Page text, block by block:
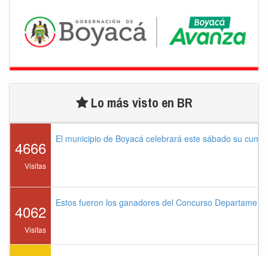
Lo más visto en BR
4666
Visitas
El municipio de Boyacá celebrará este sábado su
4062
Visitas
Estos fueron los ganadores del Concurso